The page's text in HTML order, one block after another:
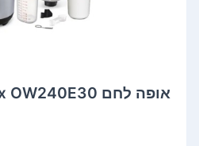
אופה לחם Moulinex OW240E30 מולינקס